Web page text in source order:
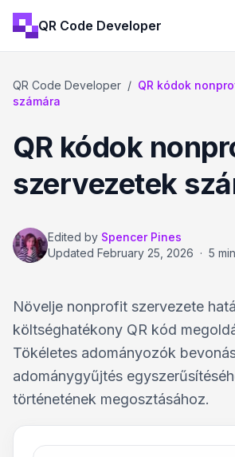
QR Code Developer
QR Code Developer / QR kódok
számára
QR kódok
szervezetek
Edited by Spencer Pines
Updated February 25, 2026 · 5
Növelje nonprofit szervezete
költséghatékony QR kód
Tökéletes adományozók
adománygyűjtés
történetének megosztásához.